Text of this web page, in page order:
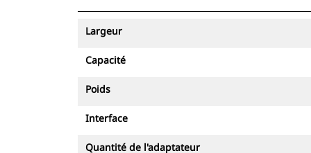
Largeur
Capacité
Poids
Interface
Quantité de l'adaptateur